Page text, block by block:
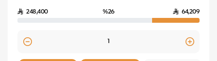
64,209
%26
248,400
Quantity